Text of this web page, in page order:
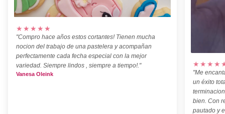
★★★★★
"Compro hace años estos cortantes! Tienen mucha
nocion del trabajo de una pastelera y acompañan
perfectamente cada fecha especial con la mejor
variedad. Siempre lindos , siempre a tiempo!."
Vanesa Oleink
"Me
un éxito
bien. Con
pautado y